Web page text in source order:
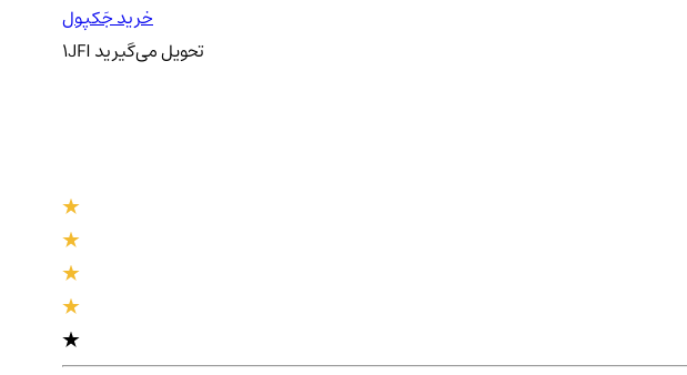
خرید جَکپول
1JFI تحویلمی‌گیرید